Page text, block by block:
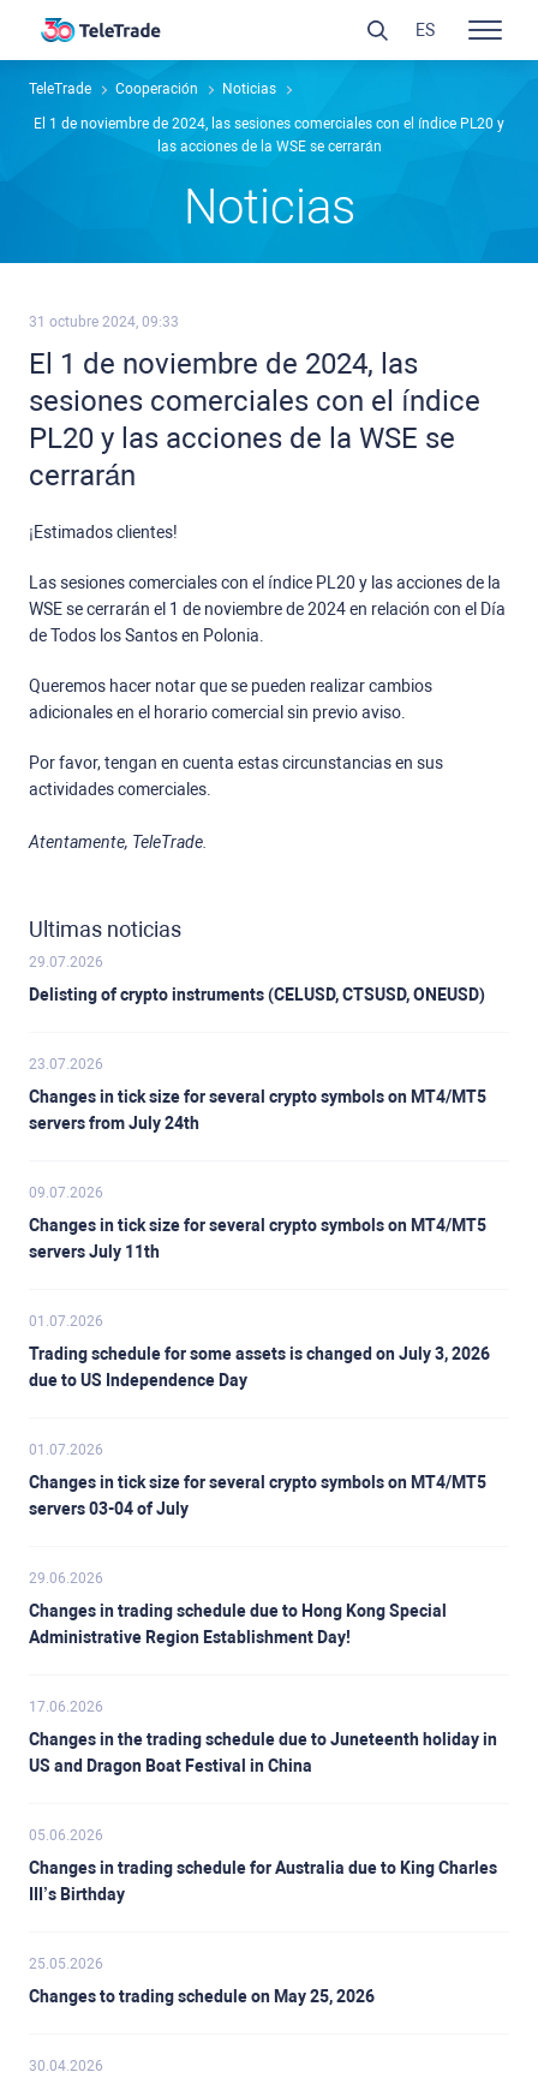
TeleTrade Cooperación Noticias
El 1 de noviembre de 2024, las sesiones comerciales con el índice PL20 y
las acciones de la WSE se cerrarán
Noticias
31 octubre 2024, 09:33
El 1 de noviembre de 2024, las
sesiones comerciales con el índice
PL20 y las acciones de la WSE se
cerrarán
¡Estimados clientes!
Las sesiones comerciales con el índice PL20 y las acciones de la
WSE se cerrarán el 1 de noviembre de 2024 en relación con el Día
de Todos los Santos en Polonia.
Queremos hacer notar que se pueden realizar cambios
adicionales en el horario comercial sin previo aviso.
Por favor, tengan en cuenta estas circunstancias en sus
actividades comerciales.
Atentamente, TeleTrade.
Ultimas noticias
29.07.2026
Delisting of crypto instruments (CELUSD, CTSUSD, ONEUSD)
23.07.2026
Changes in tick size for several crypto symbols on MT4/MT5
servers from July 24th
09.07.2026
Changes in tick size for several crypto symbols on MT4/MT5
servers July 11th
01.07.2026
Trading schedule for some assets is changed on July 3, 2026
due to US Independence Day
01.07.2026
Changes in tick size for several crypto symbols on MT4/MT5
servers 03-04 of July
29.06.2026
Changes in trading schedule due to Hong Kong Special
Administrative Region Establishment Day!
17.06.2026
Changes in the trading schedule due to Juneteenth holiday in
US and Dragon Boat Festival in China
05.06.2026
Changes in trading schedule for Australia due to King Charles
III’s Birthday
25.05.2026
Changes to trading schedule on May 25, 2026
30.04.2026
ES